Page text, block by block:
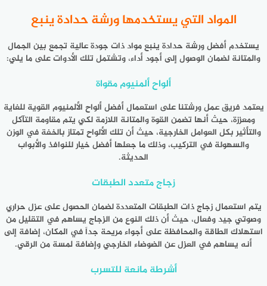
المواد التي يستخدمها ورشة حدادة ينبع
يستخدم أفضلورشة حدادة ينبعمواد ذات جودة عالية تجمع بين الجمال
والمتانة لضمان الوصول إلى أجود أداء، وتشتمل تلك الأدوات على ما يلي:
ألواح ألمنيوم مقواة
يعتمد فريق عمل ورشتنا على استعمال أفضل ألواح الألمنيوم القوية للغاية
ومعززة، حيث أنها تضمن القوة والمتانة اللازمة لكي يتم مقاومة التآكل
والتأثير بكل العوامل الخارجية، حيث أن تلك الألواح تمتاز بالخفة في الوزن
والسهولة في التركيب، وذلك ما جعلها أفضل خيار للنوافذ والأبواب
الحديثة.
زجاج متعدد الطبقات
يتم استعمال زجاج ذات الطبقات المتعددة لضمان الحصول على عزل حراري
وصوتي جيد وفعال، حيث أن ذلك النوع من الزجاج يساهم في التقليل من
استهلاك الطاقة والمحافظة على أجواء مريحة جداً في المكان، إضافة إلى
أنه يساهم في العزل عن الضوضاء الخارجي وإضافة لمسة من الرقي.
أشرطة مانعة للتسرب